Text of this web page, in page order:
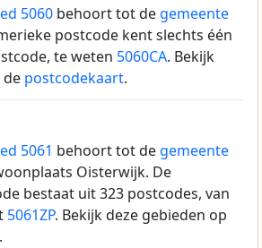
5060 behoort tot de gemeente
postcode kent slechts één
te weten 5060CA. Bekijk
de postcodekaart.
5061 behoort tot de gemeente
Oisterwijk. De
bestaat uit 323 postcodes, van
5061ZP. Bekijk deze gebieden op
.